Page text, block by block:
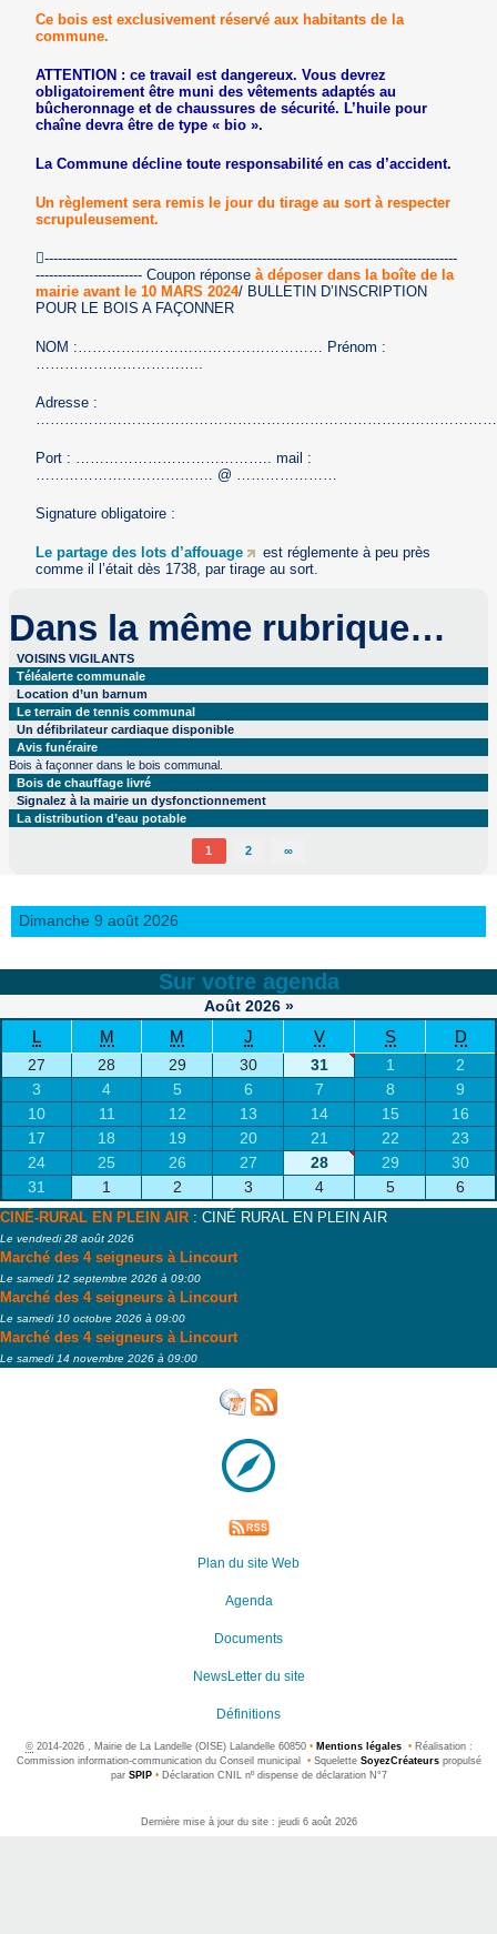
Ce bois est exclusivement réservé aux habitants de la
commune.
ATTENTION : ce travail est dangereux. Vous devrez
obligatoirement être muni des vêtements adaptés au
bûcheronnage et de chaussures de sécurité. L’huile pour
chaîne devra être de type « bio ».
La Commune décline toute responsabilité en cas d’accident.
Un règlement sera remis le jour du tirage au sort à respecter
scrupuleusement.
---------------------------------------------------------------------------------------------
------------------------ Coupon réponseà déposer dans la boîte de la
mairie avant le 10 MARS 2024/ BULLETIN D’INSCRIPTION
POUR LE BOIS A FAÇONNER
NOM :…………………………………………… Prénom :
Adresse :
Port : ………………………………….. mail :
………………………………. @ …………………
Signature obligatoire :
Le partage des lots d’affouage
est réglemente à peu près
comme il l’était dès 1738, par tirage au sort.
Dans la même rubrique…
VOISINS VIGILANTS
Téléalerte communale
Location d’un barnum
Le terrain de tennis communal
Un défibrilateur cardiaque disponible
Avis funéraire
Bois à façonner dans le bois communal.
Bois de chauffage livré
Signalez à la mairie un dysfonctionnement
La distribution d’eau potable
1 2 ∞
Dimanche 9 août 2026
Sur votre agenda
Août 2026 »
L M M J V S D
27 28 29 30 31 1
2
3
4 5 6 7 8
9
10
11 12 13 14 15
16
17
18 19 20 21 22
23
24
25 26 27 28 29
30
31
1 2 3 4 5 6
CINÉ-RURAL EN PLEIN AIR : CINÉ RURAL EN PLEIN AIR
Le vendredi 28 août 2026
Marché des 4 seigneurs à Lincourt
Le samedi 12 septembre 2026 à 09:00
Marché des 4 seigneurs à Lincourt
Le samedi 10 octobre 2026 à 09:00
Marché des 4 seigneurs à Lincourt
Le samedi 14 novembre 2026 à 09:00
Plan du site Web
Agenda
Documents
NewsLetter du site
Définitions
©2014-2026 , Mairie de La Landelle (OISE) Lalandelle 60850 • Mentions légales • Réalisation :
Commission information-communication du Conseil municipal
•Squelette SoyezCréateurspropulsé
par SPIP •Déclaration CNIL nº dispense de déclaration N°7
Dernière mise à jour du site : jeudi 6 août 2026